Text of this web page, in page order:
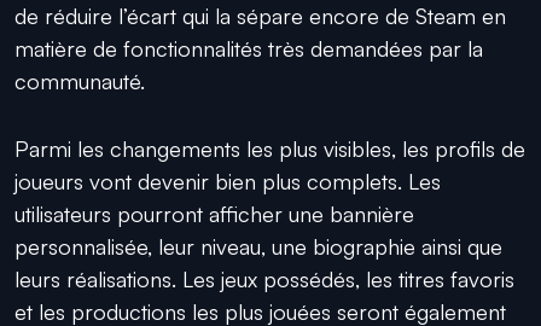
de réduire l’écart qui la sépare encore de Steam en
matière de fonctionnalités très demandées par la
communauté.
Parmi les changements les plus visibles, les profils de
joueurs vont devenir bien plus complets. Les
utilisateurs pourront afficher une bannière
personnalisée, leur niveau, une biographie ainsi que
leurs réalisations. Les jeux possédés, les titres favoris
et les productions les plus jouées seront également